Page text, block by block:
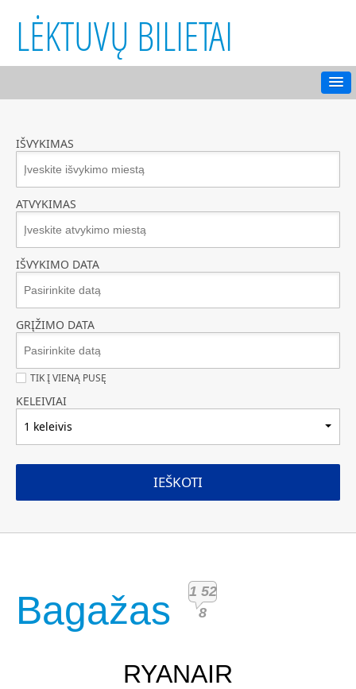
LĖKTUVŲ BILIETAI
IŠVYKIMAS
ATVYKIMAS
IŠVYKIMO DATA
GRĮŽIMO DATA
TIK Į VIENĄ PUSĘ
KELEIVIAI
1 keleivis
IEŠKOTI
Bagažas
1 52
8
RYANAIR